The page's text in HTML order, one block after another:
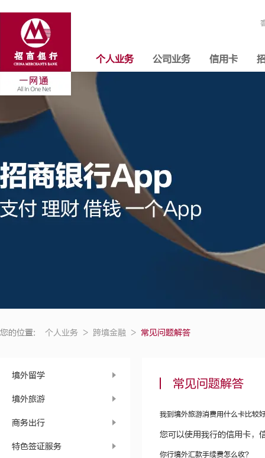
个人业务 公司业务 信用卡
您的位置: 个人业务 > 跨境金融 > 常见问题解答
境外留学
境外旅游
商务出行
特色签证服务
常见问题解答
我到境外旅游消费用什么卡比较
您可以使用我行的信用卡，
你行境外汇款手续费怎么收？